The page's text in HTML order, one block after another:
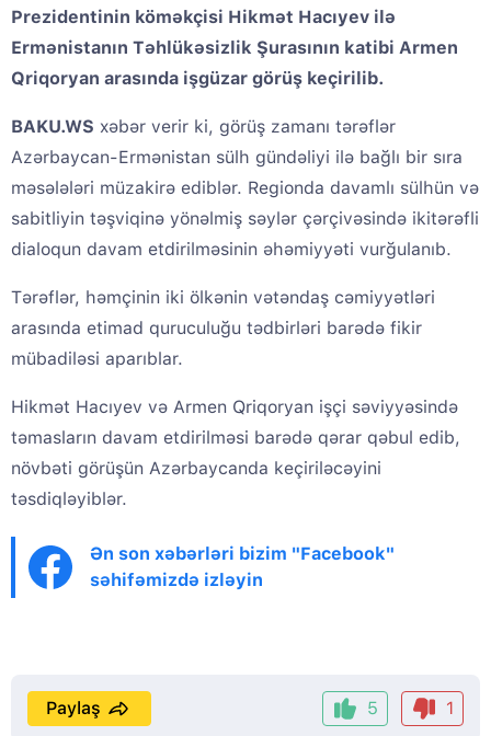
Prezidentinin köməkçisi Hikmət Hacıyev ilə
Ermənistanın Təhlükəsizlik Şurasının katibi Armen
Qriqoryan arasında işgüzar görüş keçirilib.
BAKU.WS xəbər verir ki, görüş zamanı tərəflər
Azərbaycan-Ermənistan sülh gündəliyi ilə bağlı bir sıra
məsələləri müzakirə ediblər. Regionda davamlı sülhün və
sabitliyin təşviqinə yönəlmiş səylər çərçivəsində ikitərəfli
dialoqun davam etdirilməsinin əhəmiyyəti vurğulanıb.
Tərəflər, həmçinin iki ölkənin vətəndaş cəmiyyətləri
arasında etimad quruculuğu tədbirləri barədə fikir
mübadiləsi aparıblar.
Hikmət Hacıyev və Armen Qriqoryan işçi səviyyəsində
təmasların davam etdirilməsi barədə qərar qəbul edib,
növbəti görüşün Azərbaycanda keçiriləcəyini
təsdiqləyiblər.
Ən son xəbərləri bizim "Facebook"
səhifəmizdə izləyin
5 1
Paylaş